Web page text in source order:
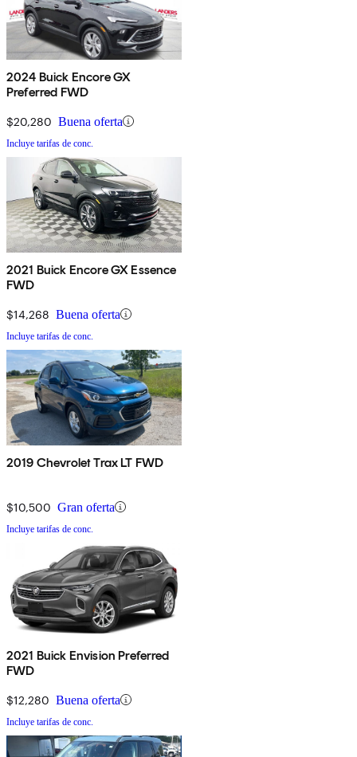
2024 Buick Encore GX
Preferred FWD
$20,280 Buena oferta
Incluye tarifas de conc.
2021 Buick Encore GX Essence
FWD
$14,268 Buena oferta
Incluye tarifas de conc.
2019 Chevrolet Trax LT FWD
$10,500 Gran oferta
Incluye tarifas de conc.
2021 Buick Envision Preferred
FWD
$12,280 Buena oferta
Incluye tarifas de conc.